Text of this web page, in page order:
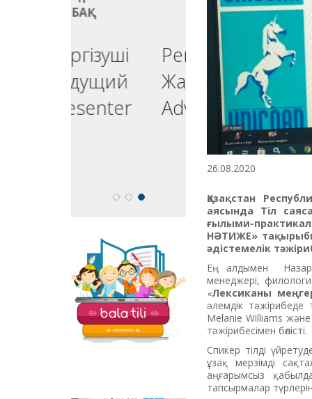
Реклама
Жарнама
Advertising
«Balatili.kz» сайты
бүлдіршіндеріміздің
оқып, жазып, тіл
үйренулеріне
бағытталған. Мұнда
балаларға арналған
қызықты тапсырмалар
мен қазақ тіліндегі
26.08.2020
Қазақстан
аясында Тіл
ғылыми-
НӘТИЖЕ»
әдістемелік
Ең алдымен
менеджері,
«Лексиканы
әлемдік
Melanie Williams және
тәжірибесімен бөлісті.
Спикер тілді
ұзақ мерзімді
аңғарымсыз
тапсырмалар